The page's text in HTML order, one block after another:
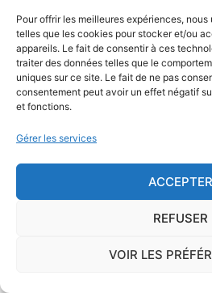
Pour offrir les meilleures expériences,
telles que les cookies pour stocker et/ou
appareils. Le fait de consentir à ces
traiter des données telles que le
uniques sur ce site. Le fait de ne pas
consentement peut avoir un effet négatif
et fonctions.
Gérer les services
ACCEPTER
REFUSER
VOIR LES
Le diagnostic concernant la
lignivore n'est pas obligatoire
immobilier hormis dans 20
.Cependant, il est préférable
vigilant car des chantiers de
France, en particulier dans le
Des mesures existent pour
construction du logement :
éviter autant que possible le